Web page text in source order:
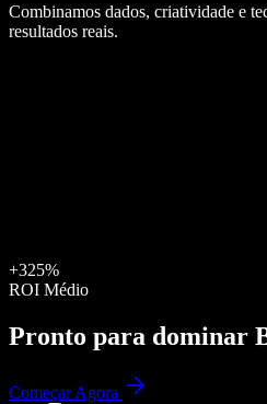
Combinamos dados, criatividade e
resultados reais.
+325%
ROI Médio
Pronto para dominar
Começar Agora